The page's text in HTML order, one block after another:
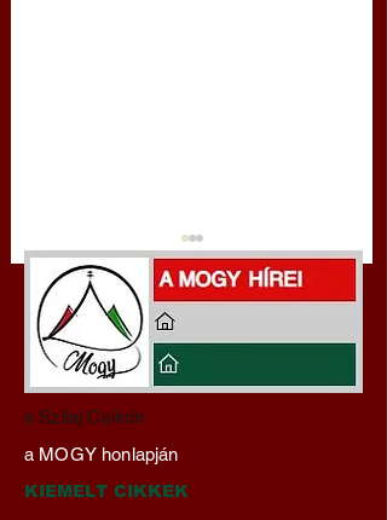
Darai Lajos:
Naplóbölcsességeim
(2024)
a Szilaj Csikón
a MOGY honlapján
KIEMELT CIKKEK